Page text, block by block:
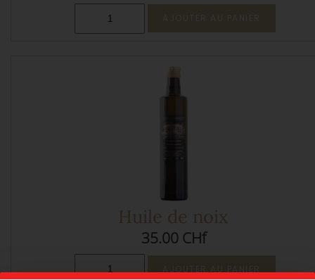
Huile de noix
35.00 CHf